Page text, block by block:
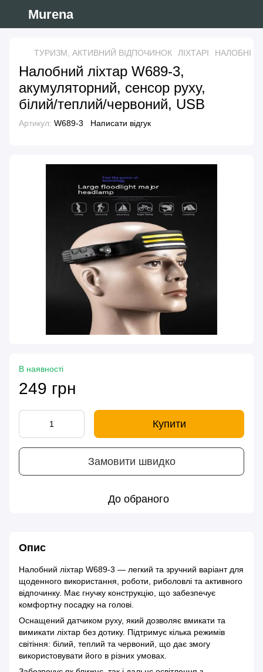
Murena
ТУРИЗМ, АКТИВНИЙ ВІДПОЧИНОК ЛІХТАРІ НАЛОБНІ
Налобний ліхтар W689-3,
акумуляторний, сенсор руху,
білий/теплий/червоний, USB
Артикул: W689-3 Написати відгук
В наявності
249 грн
Купити
Замовити швидко
До обраного
Опис
Налобний ліхтар W689-3 — легкий та зручний варіант для
щоденного використання, роботи, риболовлі та активного
відпочинку. Має гнучку конструкцію, що забезпечує
комфортну посадку на голові.
Оснащений датчиком руху, який дозволяє вмикати та
вимикати ліхтар без дотику. Підтримує кілька режимів
світіння: білий, теплий та червоний, що дає змогу
використовувати його в різних умовах.